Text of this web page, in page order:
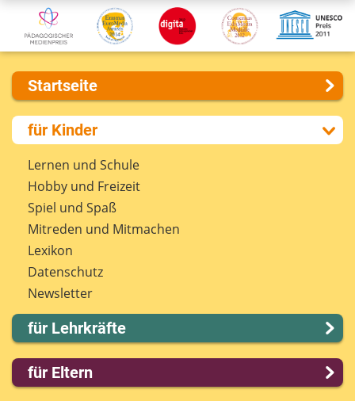
Startseite
Über uns
Presse
Kontakt
Impressum
Internet-ABC Sitemap
Barrierefreiheit
Länderprojekte
für Kinder
Lernen und Schule
Hobby und Freizeit
Spiel und Spaß
Mitreden und Mitmachen
Lexikon
Datenschutz
Newsletter
für Lehrkräfte
Lernmodule
Unterrichts­materialien
für Eltern